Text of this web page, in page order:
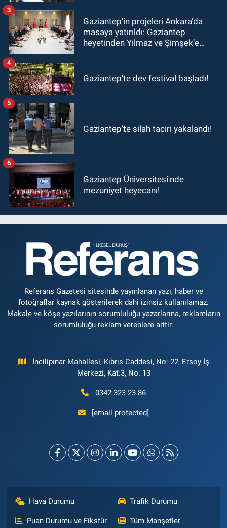
Gaziantep’in projeleri Ankara’da
masaya yatırıldı: Gaziantep
heyetinden Yılmaz ve Şimşek’e
3
Gaziantep'te dev festival başladı!
4
Gaziantep’te silah taciri yakalandı!
5
Gaziantep Üniversitesi'nde
mezuniyet heyecanı!
6
Referans Gazetesi sitesinde yayınlanan yazı, haber ve
fotoğraflar kaynak gösterilerek dahi izinsiz kullanılamaz.
Makale ve köşe yazılarının sorumluluğu yazarlarına, reklamların
sorumluluğu reklam verenlere aittir.
İncilipınar Mahallesi, Kıbrıs Caddesi, No: 22, Ersoy İş
Merkezi, Kat:3, No: 13
0342 323 23 86
[email protected]
Hava Durumu Trafik Durumu
Puan Durumu ve Fikstür Tüm Manşetler